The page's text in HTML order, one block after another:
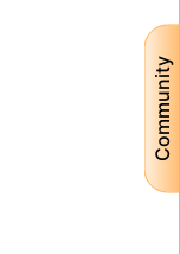
Community